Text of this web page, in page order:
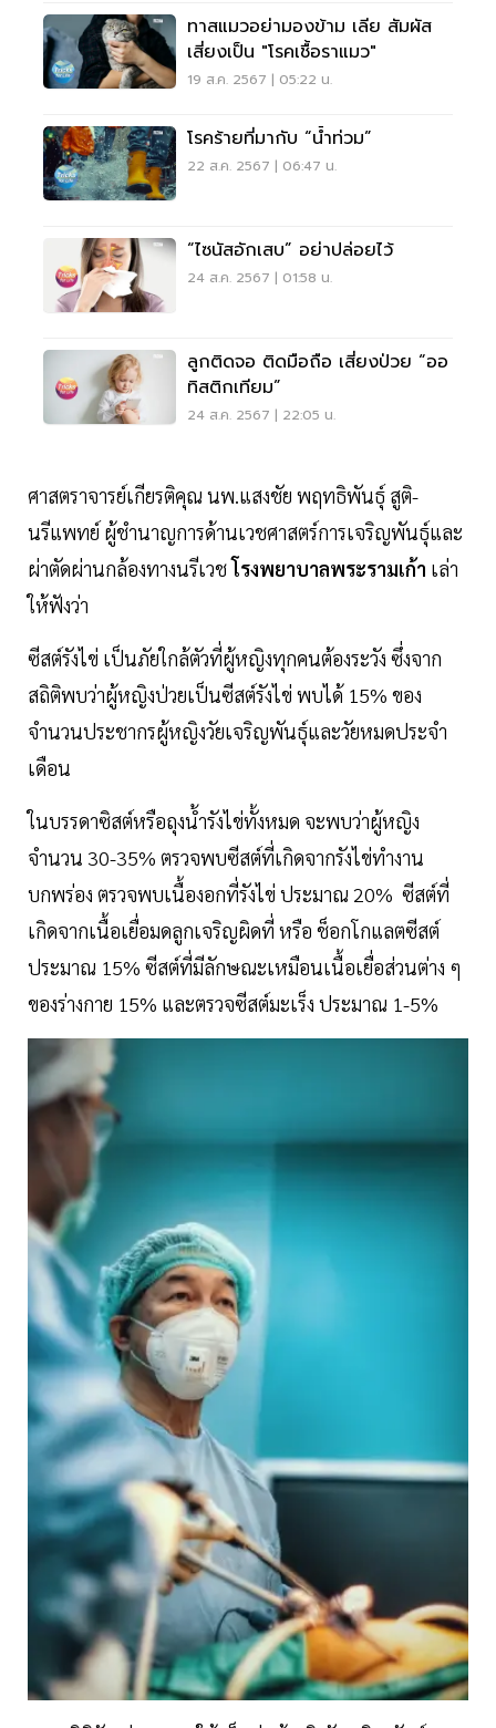
ทาสแมวอย่ามองข้าม เลีย สัมผัส
เสี่ยงเป็น "โรคเชื้อราแมว"
19 ส.ค. 2567 | 05:22 น.
โรคร้ายที่มากับ “น้ำท่วม”
22 ส.ค. 2567 | 06:47 น.
“ไซนัสอักเสบ” อย่าปล่อยไว้
24 ส.ค. 2567 | 01:58 น.
ลูกติดจอ ติดมือถือ เสี่ยงป่วย “ออ
ทิสติกเทียม”
24 ส.ค. 2567 | 22:05 น.
ศาสตราจารย์เกียรติคุณ นพ.แสงชัย พฤทธิพันธุ์ สูติ-
นรีแพทย์ ผู้ชำนาญการด้านเวชศาสตร์การเจริญพันธุ์และ
ผ่าตัดผ่านกล้องทางนรีเวชโรงพยาบาลพระรามเก้า เล่า
ให้ฟังว่า
ซีสต์รังไข่ เป็นภัยใกล้ตัวที่ผู้หญิงทุกคนต้องระวัง ซึ่งจาก
สถิติพบว่าผู้หญิงป่วยเป็นซีสต์รังไข่ พบได้ 15% ของ
จำนวนประชากรผู้หญิงวัยเจริญพันธุ์และวัยหมดประจำ
เดือน
ในบรรดาซิสต์หรือถุงน้ำรังไข่ทั้งหมด จะพบว่าผู้หญิง
จำนวน 30-35% ตรวจพบซีสต์ที่เกิดจากรังไข่ทำงาน
บกพร่อง ตรวจพบเนื้องอกที่รังไข่ ประมาณ 20% ซีสต์ที่
เกิดจากเนื้อเยื่อมดลูกเจริญผิดที่ หรือ ช็อกโกแลตซีสต์
ประมาณ 15% ซีสต์ที่มีลักษณะเหมือนเนื้อเยื่อส่วนต่าง ๆ
ของร่างกาย 15% และตรวจซีสต์มะเร็ง ประมาณ 1-5%